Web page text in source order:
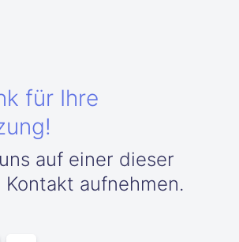
für Ihre
auf einer dieser
aufnehmen.